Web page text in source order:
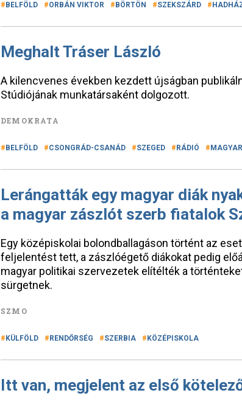
BELFÖLD ORBÁN VIKTOR BÖRTÖN SZEKSZÁRD
Meghalt Tráser László
A kilencvenes években kezdett újságban
Stúdiójának munkatársaként dolgozott.
DEMOKRATA
BELFÖLD CSONGRÁD-CSANÁD SZEGED RÁDIÓ
Lerángatták egy magyar diák
a magyar zászlót szerb fiatalok
Egy középiskolai bolondballagáson történt az
feljelentést tett, a zászlóégető diákokat pedig
magyar politikai szervezetek elítélték a
sürgetnek.
SZMO
KÜLFÖLD RENDŐRSÉG SZERBIA KÖZÉPISKOLA
Itt van, megjelent az első